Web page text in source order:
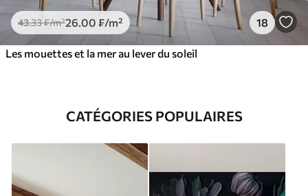
43.33₣/m²26.00 ₣/m² 18
Les mouettes et la mer au lever du soleil
CATÉGORIES POPULAIRES